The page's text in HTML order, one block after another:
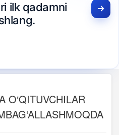
ilk qadamni
O‘QITUVCHILAR